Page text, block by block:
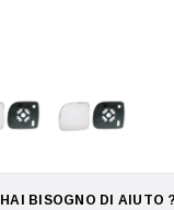
HAI BISOGNO DI AIUTO ?